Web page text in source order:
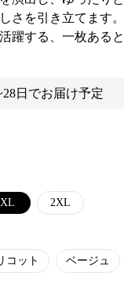
さを引き立てます。
躍する、一枚ある
日でお届け予定
XL 2XL
コット ベージュ